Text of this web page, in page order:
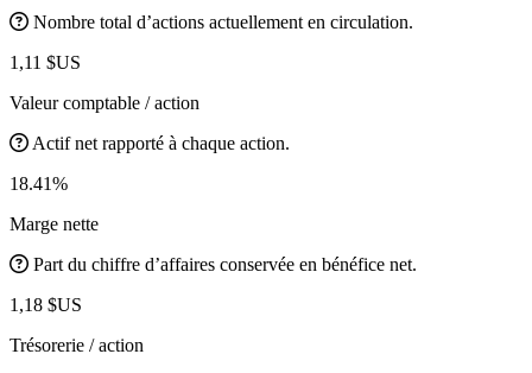
Nombre total d’actions actuellement en circulation.
1,11 $US
Valeur comptable / action
Actif net rapporté à chaque action.
18.41%
Marge nette
Part du chiffre d’affaires conservée en bénéfice net.
1,18 $US
Trésorerie / action